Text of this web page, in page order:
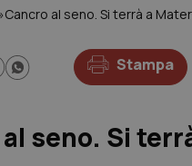
Cancro al seno. Si terrà a
Stampa
seno. Si